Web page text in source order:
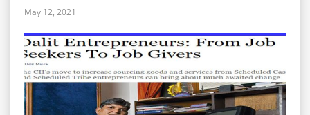
May 12, 2021